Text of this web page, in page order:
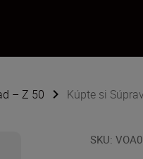
– Z 50 Kúpte si
SKU: